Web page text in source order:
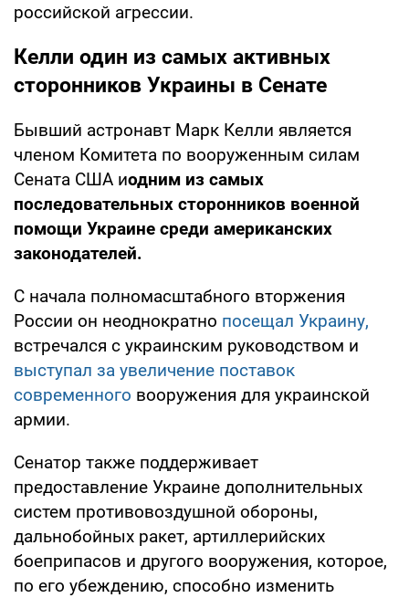
российской агрессии.
Келли один из самых активных
сторонников Украины в Сенате
Бывший астронавт Марк Келли является
членом Комитета по вооруженным силам
Сената США иодним из самых
последовательных сторонников военной
помощи Украине среди американских
законодателей.
С начала полномасштабного вторжения
России он неоднократно посещал Украину,
встречался с украинским руководством и
выступал за увеличение поставок
современного вооружения для украинской
армии.
Сенатор также поддерживает
предоставление Украине дополнительных
систем противовоздушной обороны,
дальнобойных ракет, артиллерийских
боеприпасов и другого вооружения, которое,
по его убеждению, способно изменить